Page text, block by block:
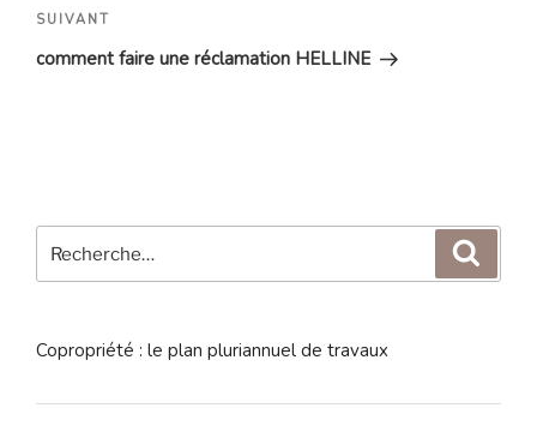
Article
suivant
SUIVANT
comment faire une réclamation HELLINE
pour
Copropriété : le plan pluriannuel de travaux